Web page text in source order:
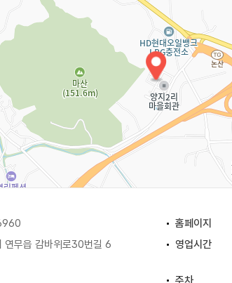
홈페이지
연무읍 감바위로30번길 6 영업시간
주차